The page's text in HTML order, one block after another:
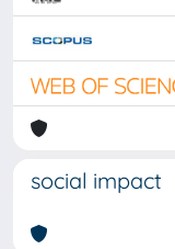
social impact